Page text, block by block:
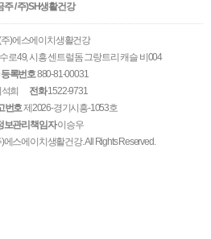
주 / 주)SH생활건강
)에스에이치생활건강
로49, 시흥 센트럴돔 그랑트리 캐슬 비004
록번호880-81-00031
희 전화1522-9731
번호제2026-경기시흥-1053호
보관리책임자이승우
에스에이치생활건강. All Rights Reserved.